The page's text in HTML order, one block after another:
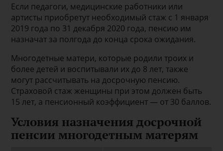
Если педагоги, медицинские работники или
артисты приобретут необходимый стаж с 1 января
2019 года по 31 декабря 2020 года, пенсию им
назначат за полгода до конца срока ожидания.
Многодетные матери, которые родили троих и
более детей и воспитывали их до 8 лет, также
могут рассчитывать на досрочную пенсию.
Страховой стаж женщины при этом должен быть
15 лет, а пенсионный коэффициент — от 30 баллов.
Условия назначения досрочной
пенсии многодетным матерям